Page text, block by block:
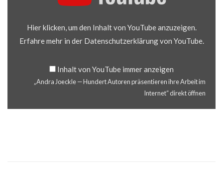
PRÄSENTIEREN
INTERNET“
YOUTUBE
ANZEIGEN
Hier klicken, um den Inhalt von YouTube anzuzeigen.
Erfahre mehr in der Datenschutzerklärung von YouTube.
Inhalt von YouTube immer anzeigen
„Andra Joeckle — Hundert Autoren präsentieren ihre Arbeit im
Internet“ direkt öffnen